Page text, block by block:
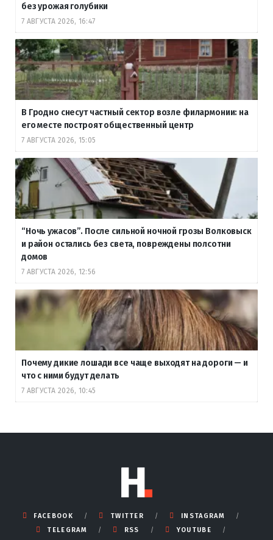
без урожая голубики
7 АВГУСТА 2026, 16:47
В Гродно снесут частный сектор возле филармонии: на
его месте построят общественный центр
7 АВГУСТА 2026, 15:05
“Ночь ужасов”. После сильной ночной грозы Волковыск
и район остались без света, повреждены полсотни
домов
7 АВГУСТА 2026, 12:56
Почему дикие лошади все чаще выходят на дороги — и
что с ними будут делать
7 АВГУСТА 2026, 10:45
FACEBOOK TWITTER
INSTAGRAM
TELEGRAM
RSS
YOUTUBE